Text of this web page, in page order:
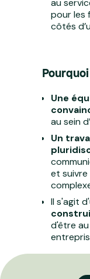
au
pour les
côtés
Une
au sein
Un
et
Il s'agit
d'être